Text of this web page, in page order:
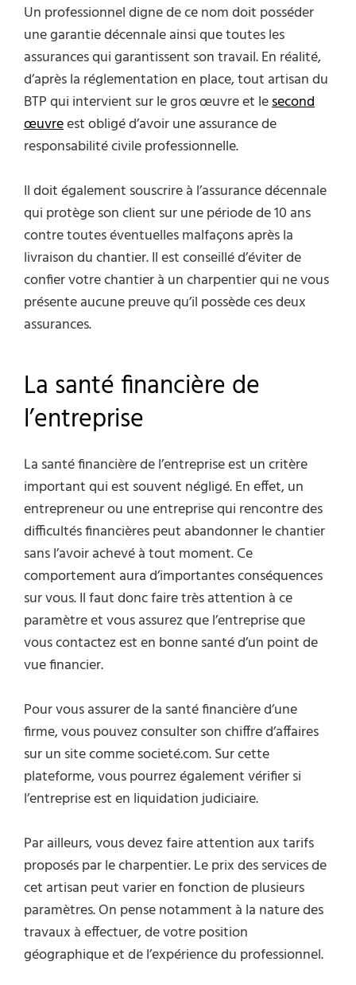
Un professionnel digne de ce nom doit posséder
une garantie décennale ainsi que toutes les
assurances qui garantissent son travail. En réalité,
d’après la réglementation en place, tout artisan du
BTP qui intervient sur le gros œuvre et lesecond
œuvreest obligé d’avoir une assurance de
responsabilité civile professionnelle.
Il doit également souscrire à l’assurance décennale
qui protège son client sur une période de 10 ans
contre toutes éventuelles malfaçons après la
livraison du chantier. Il est conseillé d’éviter de
confier votre chantier à un charpentier qui ne vous
présente aucune preuve qu’il possède ces deux
assurances.
La santé financière de
l’entreprise
La santé financière de l’entreprise est un critère
important qui est souvent négligé. En effet, un
entrepreneur ou une entreprise qui rencontre des
difficultés financières peut abandonner le chantier
sans l’avoir achevé à tout moment. Ce
comportement aura d’importantes conséquences
sur vous. Il faut donc faire très attention à ce
paramètre et vous assurez que l’entreprise que
vous contactez est en bonne santé d’un point de
vue financier.
Pour vous assurer de la santé financière d’une
firme, vous pouvez consulter son chiffre d’affaires
sur un site comme societé.com. Sur cette
plateforme, vous pourrez également vérifier si
l’entreprise est en liquidation judiciaire.
Par ailleurs, vous devez faire attention aux tarifs
proposés par le charpentier. Le prix des services de
cet artisan peut varier en fonction de plusieurs
paramètres. On pense notamment à la nature des
travaux à effectuer, de votre position
géographique et de l’expérience du professionnel.